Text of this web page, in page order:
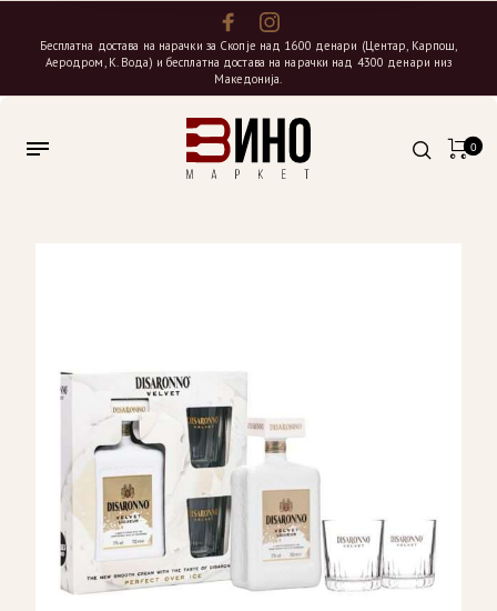
Бесплатна достава на нарачки за Скопје над 1600 денари (Центар, Карпош,
Аеродром, К. Вода) и бесплатна достава на нарачки над 4300 денари низ
Македонија.
0